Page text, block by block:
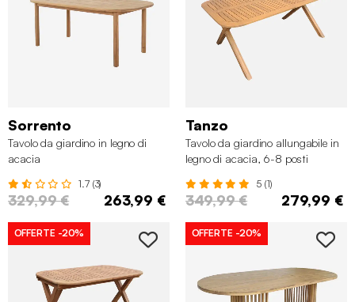
Sorrento
Tavolo da giardino in legno di
acacia
1.7 (3)
329,99 € 263,99 €
Tanzo
Tavolo da giardino allungabile in
legno di acacia, 6-8 posti
5 (1)
349,99 € 279,99 €
OFFERTE -20% OFFERTE -20%